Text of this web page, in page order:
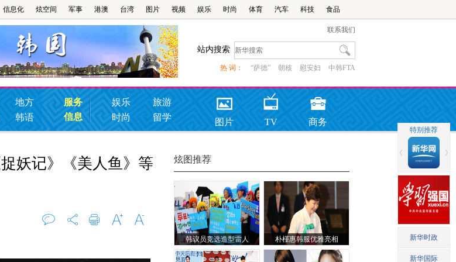
信息化 炫空间 军事 港澳 台湾 图片 视频 娱乐 时尚 体育 汽车 科技 食品
联系我们
站内搜索
热 词： “萨德” 朝核 慰安妇 中韩FTA
地方
韩语
服务
信息
娱乐
旅游
时尚
留学 图片 TV 商务
炫图推荐
韩议员竞选造型雷人 朴槿惠韩服优雅亮相
妖记》《美人鱼》等